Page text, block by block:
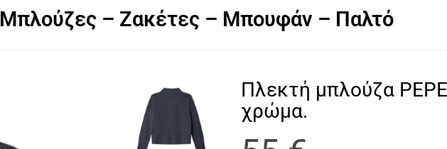
Μπλούζες – Ζακέτες – Μπουφάν – Παλτό
Πλεκτή μπλούζα
χρώμα.